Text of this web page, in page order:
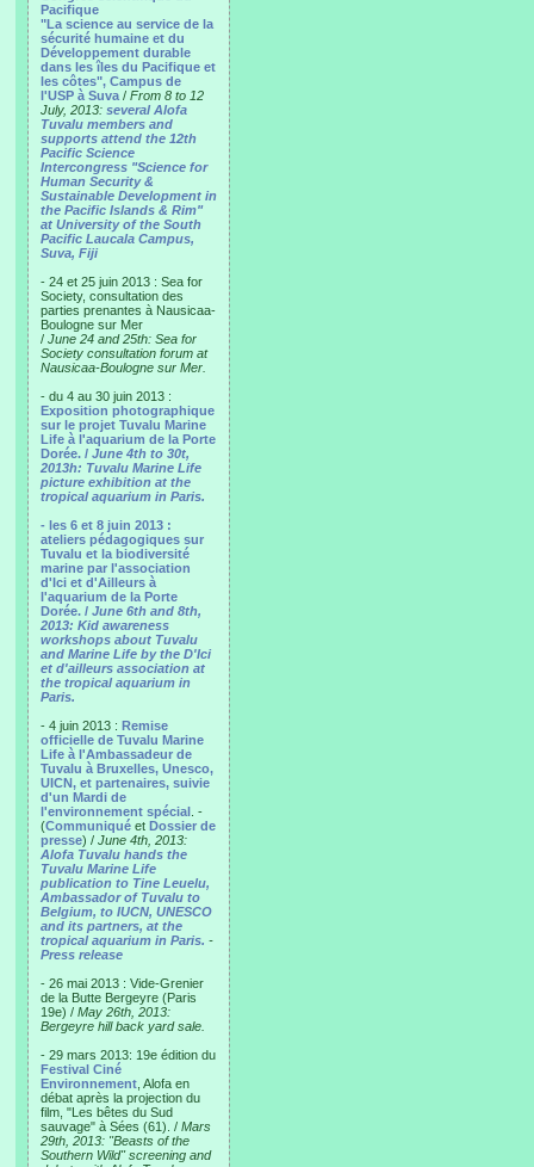
Pacifique
"La science au service de la
sécurité humaine et du
Développement durable
dans les îles du Pacifique et
les côtes", Campus de
l'USP à Suva / From 8 to 12
July, 2013: several Alofa
Tuvalu members and
supports attend the 12th
Pacific Science
Intercongress "Science for
Human Security &
Sustainable Development in
the Pacific Islands & Rim"
at University of the South
Pacific Laucala Campus,
Suva, Fiji
- 24 et 25 juin 2013 : Sea for
Society, consultation des
parties prenantes à Nausicaa-
Boulogne sur Mer
/ June 24 and 25th: Sea for
Society consultation forum at
Nausicaa-Boulogne sur Mer.
- du 4 au 30 juin 2013 :
Exposition photographique
sur le projet Tuvalu Marine
Life à l'aquarium de la Porte
Dorée. / June 4th to 30t,
2013h: Tuvalu Marine Life
picture exhibition at the
tropical aquarium in Paris.
- les 6 et 8 juin 2013 :
ateliers pédagogiques sur
Tuvalu et la biodiversité
marine par l'association
d'Ici et d'Ailleurs à
l'aquarium de la Porte
Dorée. / June 6th and 8th,
2013: Kid awareness
workshops about Tuvalu
and Marine Life by the D'Ici
et d'ailleurs association at
the tropical aquarium in
Paris.
- 4 juin 2013 : Remise
officielle de Tuvalu Marine
Life à l'Ambassadeur de
Tuvalu à Bruxelles, Unesco,
UICN, et partenaires, suivie
d'un Mardi de
l'environnement spécial . -
(Communiqué et Dossier de
presse) / June 4th, 2013:
Alofa Tuvalu hands the
Tuvalu Marine Life
publication to Tine Leuelu,
Ambassador of Tuvalu to
Belgium, to IUCN, UNESCO
and its partners, at the
tropical aquarium in Paris. -
Press release
- 26 mai 2013 : Vide-Grenier
de la Butte Bergeyre (Paris
19e) / May 26th, 2013:
Bergeyre hill back yard sale.
- 29 mars 2013: 19e édition du
Festival Ciné
Environnement , Alofa en
débat après la projection du
film, "Les bêtes du Sud
sauvage" à Sées (61). / Mars
29th, 2013: "Beasts of the
Southern Wild" screening and